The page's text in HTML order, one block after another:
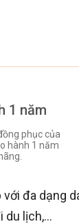
1 năm
phục của
hành 1 năm
đa dạng
du lịch,…